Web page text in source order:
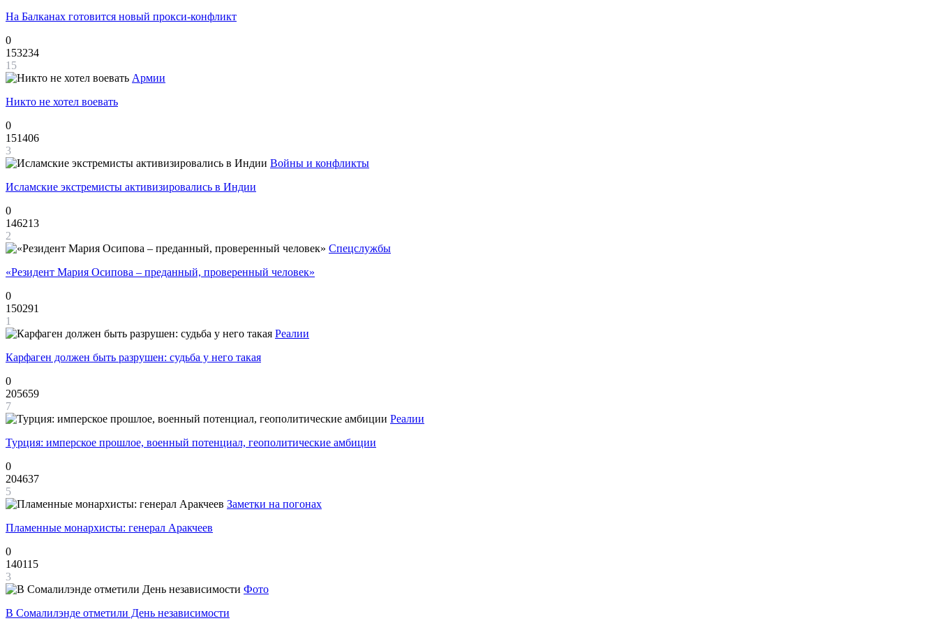
На Балканах готовится новый прокси-конфликт
0
153234
15
Армии
Никто не хотел воевать
0
151406
3
Войны и конфликты
Исламские экстремисты активизировались в Индии
0
146213
2
Спецслужбы
«Резидент Мария Осипова – преданный, проверенный человек»
0
150291
1
Реалии
Карфаген должен быть разрушен: судьба у него такая
0
205659
7
Реалии
Турция: имперское прошлое, военный потенциал, геополитические амбиции
0
204637
5
Заметки на погонах
Пламенные монархисты: генерал Аракчеев
0
140115
3
Фото
В Сомалилэнде отметили День независимости